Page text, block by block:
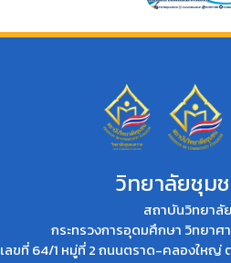
วิทยาลัยชุม
สถาบันวิทยาลั
กระทรวงการอุดมศึกษา วิทยาศ
เลขที่ 64/1 หมู่ที่ 2 ถนนตราด-คลองใหญ่